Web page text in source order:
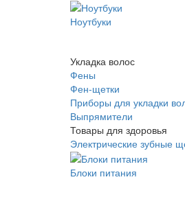
Ноутбуки
Укладка волос
Фены
Фен-щетки
Приборы для укладки
Выпрямители
Товары для здоровья
Электрические зубные
Блоки питания